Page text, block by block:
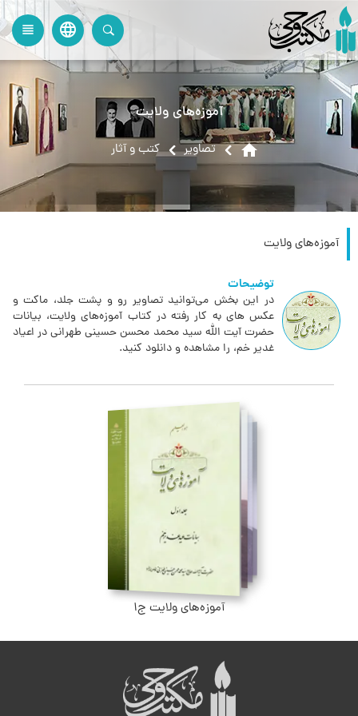
language
view_headline
آموزه‌های ولایت
home تصاویر کتب و آثار
آموزه‌های ولایت
توضیحات
در این بخش می‌توانید تصاویر رو و پشت جلد، ماکت و
عکس های به کار رفته در کتاب آموزه‌های ولایت، بیانات
حضرت آیت الله سید محمد محسن حسینی طهرانی در اعیاد
غدیر خم، را مشاهده و دانلود کنید.
آموزه‌های ولایت ج۱